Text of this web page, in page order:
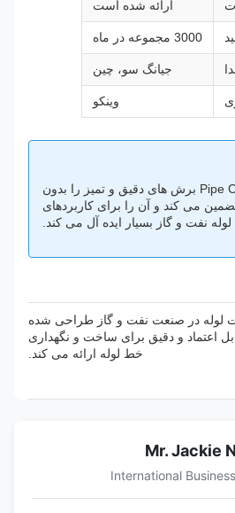
ارائه شده است
3000 مجموعه در ماه
جیانگ سو، چین
وینکو
فناوری Pipe Cold Cutter برش های دقیق و تمیز را بدون
می کند و آن را برای کاربردهای
نفت و گاز بسیار ایده آل می کند.
لوله در صنعت نفت و گاز طراحی شده
اعتماد و دقیق برای ساخت و نگهداری
خط لوله ارائه می کند.
Mr. Jackie
International